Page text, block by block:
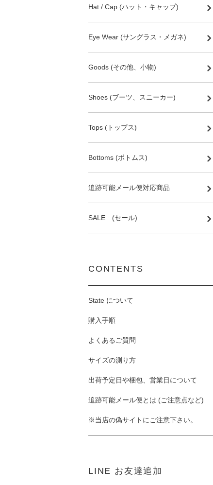
Hat / Cap (ハット・キャップ)
Eye Wear (サングラス・メガネ)
Goods (その他、小物)
Shoes (ブーツ、スニーカー)
Tops (トップス)
Bottoms (ボトムス)
追跡可能メール便対応商品
SALE (セール)
CONTENTS
State について
購入手順
よくあるご質問
サイズの測り方
出荷予定日や梱包、営業日について
追跡可能メール便とは (ご注意点など)
※当店の偽サイトにご注意下さい。
LINE お友達追加